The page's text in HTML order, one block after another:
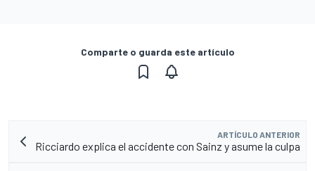
Comparte o guarda este artículo
ARTÍCULO ANTERIOR
Ricciardo explica el accidente con Sainz y asume la culpa